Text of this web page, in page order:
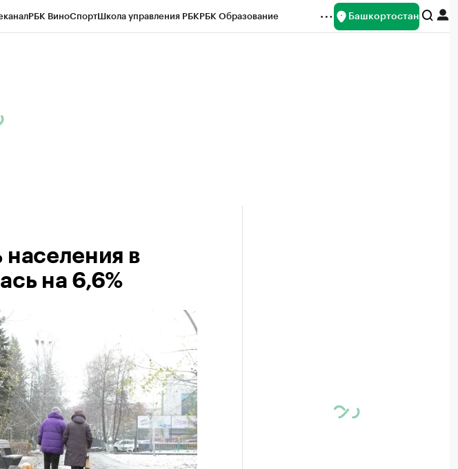
РБК ВиноСпортШкола управления РБКРБК Образование Башкортостан
населения в
на 6,6%